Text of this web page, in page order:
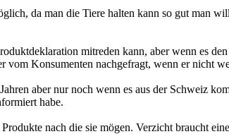
da man die Tiere halten kann so gut man
mitreden kann, aber wenn es
Konsumenten nachgefragt, wenn er nicht
aber nur noch wenn es aus der Schweiz
habe.
nach die sie mögen. Verzicht braucht